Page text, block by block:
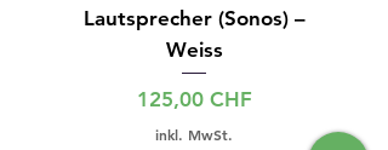
Lautsprecher (Sonos) –
Weiss
Preis
125,00 CHF
inkl. MwSt.